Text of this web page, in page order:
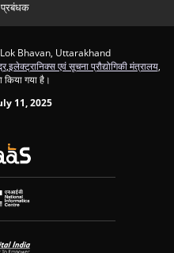
Lok Bhavan, Uttarakhand
,इलेक्ट्रानिक्स एवं सूचना प्रौद्योगिकी मंत्रालय,
किया गया है।
11, 2025